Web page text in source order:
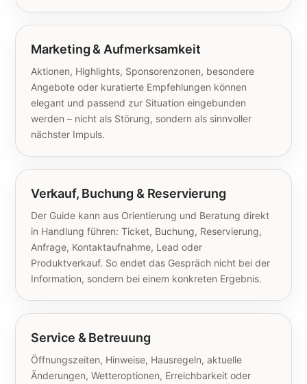
Marketing & Aufmerksamkeit
Aktionen, Highlights, Sponsorenzonen, besondere
Angebote oder kuratierte Empfehlungen können
elegant und passend zur Situation eingebunden
werden – nicht als Störung, sondern als sinnvoller
nächster Impuls.
Verkauf, Buchung & Reservierung
Der Guide kann aus Orientierung und Beratung direkt
in Handlung führen: Ticket, Buchung, Reservierung,
Anfrage, Kontaktaufnahme, Lead oder
Produktverkauf. So endet das Gespräch nicht bei der
Information, sondern bei einem konkreten Ergebnis.
Service & Betreuung
Öffnungszeiten, Hinweise, Hausregeln, aktuelle
Änderungen, Wetteroptionen, Erreichbarkeit oder